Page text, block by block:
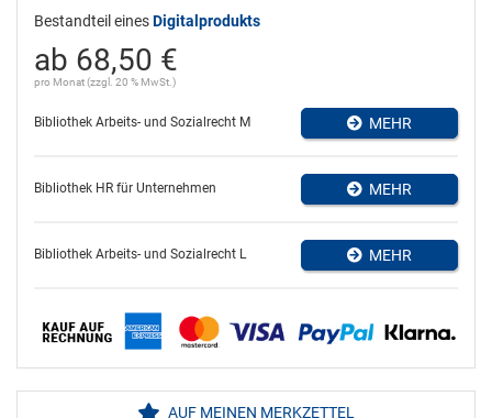
Bestandteil einesDigitalprodukts
ab 68,50 €
pro Monat (zzgl. 20 % MwSt.)
Bibliothek Arbeits- und Sozialrecht M MEHR
Bibliothek HR für Unternehmen MEHR
Bibliothek Arbeits- und Sozialrecht L MEHR
AUF MEINEN MERKZETTEL